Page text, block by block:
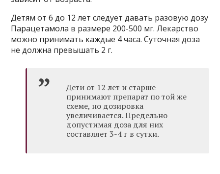
Детям от 6 до 12 лет следует давать разовую дозу
Парацетамола в размере 200-500 мг. Лекарство
можно принимать каждые 4 часа. Суточная доза
не должна превышать 2 г.
Дети от 12 лет и старше
принимают препарат по той же
схеме, но дозировка
увеличивается. Предельно
допустимая доза для них
составляет 3-4 г в сутки.